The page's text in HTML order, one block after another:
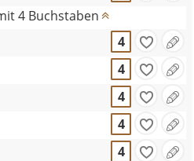
4 Buchstaben
4
4
4
4
4